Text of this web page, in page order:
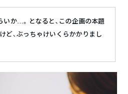
いか…。となると、この企画の本題
ど、ぶっちゃけいくらかかりまし